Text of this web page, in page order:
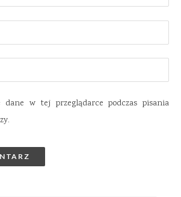
dane w tej przeglądarce podczas pisania